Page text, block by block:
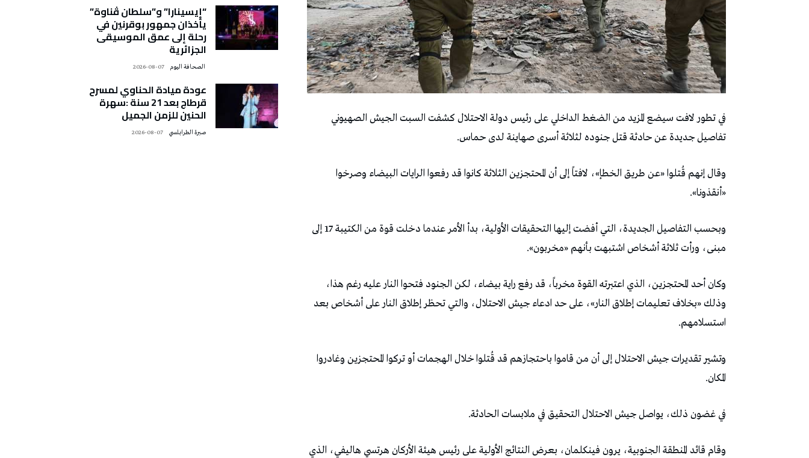
في تطور لافت سيضع المزيد من الضغط الداخلي على رئيس دولة الاحتلال كشفت السبت الجيش الصهيوني
تفاصيل جديدة عن حادثة قتل جنوده لثلاثة أسرى صهاينة لدى حماس.
وقال إنهم قُتلوا «عن طريق الخطإ»، لافتاً إلى أن المحتجزين الثلاثة كانوا قد رفعوا الرايات البيضاء وصرخوا
«أنقذونا».
وبحسب التفاصيل الجديدة، التي أفضت إليها التحقيقات الأولية، بدأ الأمر عندما دخلت قوة من الكتيبة 17 إلى
مبنى، ورأت ثلاثة أشخاص اشتبهت بأنهم «مخربون».
وكان أحد المحتجزين، الذي اعتبرته القوة مخرباً، قد رفع راية بيضاء، لكن الجنود فتحوا النار عليه رغم هذا،
وذلك «بخلاف تعليمات إطلاق النار»، على حد ادعاء جيش الاحتلال، والتي تحظر إطلاق النار على أشخاص بعد
استسلامهم.
وتشير تقديرات جيش الاحتلال إلى أن من قاموا باحتجازهم قد قُتلوا خلال الهجمات أو تركوا المحتجزين وغادروا
المكان.
في غضون ذلك، يواصل جيش الاحتلال التحقيق في ملابسات الحادثة.
وقام قائد المنطقة الجنوبية، يرون فينكلمان، بعرض النتائج الأولية على رئيس هيئة الأركان هرتسي هاليفي، الذي
“إيسينارا” و”سلطان ڤناوة”
يأخذان جمهور بوقرنين في
رحلة إلى عمق الموسيقى
الجزائرية
2026-08-07
عودة ميادة الحناوي لمسرح
قرطاج بعد 21 سنة :سهرة
الحنين للزمن الجميل
صبرة الطرابلسي 2026-08-07